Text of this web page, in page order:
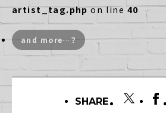
artist_tag.phpon line40
and more…？
SHARE